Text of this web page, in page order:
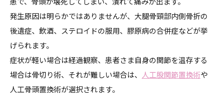
発生原因は明らかではありませんが、大腿骨頸部内側骨折の
後遺症、飲酒、ステロイドの服用、膠原病の合併症などが挙
げられます。
症状が軽い場合は経過観察、患者さま自身の関節を温存する
場合は骨切り術、それが難しい場合は、 人工股関節置換術や
人工骨頭置換術が選択されます。